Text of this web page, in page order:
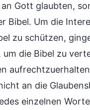
Gott glaubten,
Bibel. Um die
zu schützen,
die Bibel zu
an die
einzelnen